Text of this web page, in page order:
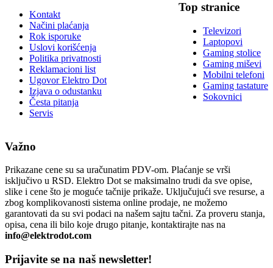
Kontakt
Načini plaćanja
Rok isporuke
Uslovi korišćenja
Politika privatnosti
Reklamacioni list
Ugovor Elektro Dot
Izjava o odustanku
Česta pitanja
Servis
Top stranice
Televizori
Laptopovi
Gaming stolice
Gaming miševi
Mobilni telefoni
Gaming tastature
Sokovnici
Važno
Prikazane cene su sa uračunatim PDV-om. Plaćanje se vrši
isključivo u RSD. Elektro Dot se maksimalno trudi da sve opise,
slike i cene što je moguće tačnije prikaže. Uključujući sve resurse, a
zbog komplikovanosti sistema online prodaje, ne možemo
garantovati da su svi podaci na našem sajtu tačni. Za proveru stanja,
opisa, cena ili bilo koje drugo pitanje, kontaktirajte nas na
info@elektrodot.com
Prijavite se na naš newsletter!